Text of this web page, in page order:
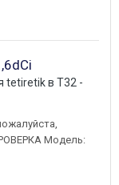
tetiretikв T32 -
Модель: